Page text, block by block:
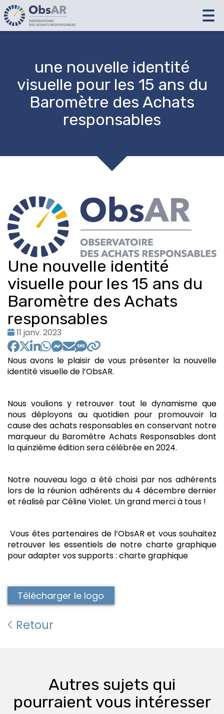
une nouvelle identité
visuelle pour les 15 ans du
Baromètre des Achats
responsables
Une nouvelle identité
visuelle pour les 15 ans du
Baromètre des Achats
responsables
Date
:
11 janv. 2023
Nous avons le plaisir de vous présenter la nouvelle
identité visuelle de l’ObsAR.
Nous voulions y retrouver tout le dynamisme que
nous déployons au quotidien pour promouvoir la
cause des achats responsables en conservant notre
marqueur du Baromètre Achats Responsables dont
la quinzième édition sera célébrée en 2024.
Notre nouveau logo a été choisi par nos adhérents
lors de la réunion adhérents du 4 décembre dernier
et réalisé par Céline Violet. Un grand merci à tous !
Vous êtes partenaires de l’ObsAR et vous souhaitez
retrouver les essentiels de notre charte graphique
pour adapter vos supports : charte graphique
Télécharger le logo
Retour
Autres sujets qui
pourraient vous intéresser